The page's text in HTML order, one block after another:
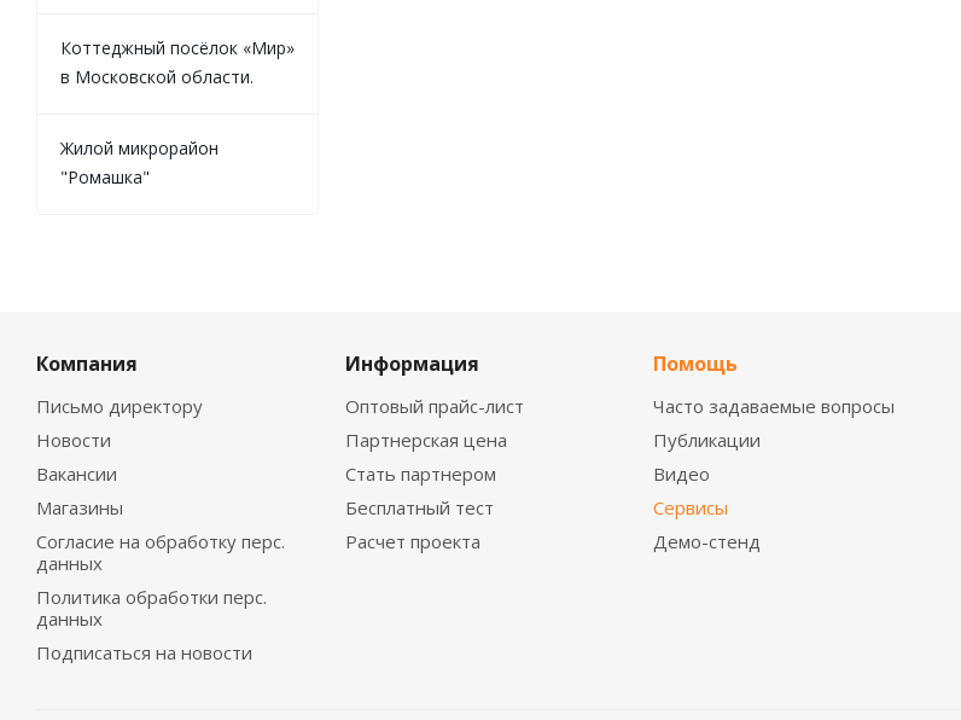
Коттеджный посёлок «Мир»
в Московской области.
Жилой микрорайон
"Ромашка"
Компания
Письмо директору
Новости
Вакансии
Магазины
Согласие на обработку перс.
данных
Политика обработки перс.
данных
Подписаться на новости
Информация
Оптовый прайс-лист
Партнерская цена
Стать партнером
Бесплатный тест
Расчет проекта
Помощь
Часто задаваемые вопросы
Публикации
Видео
Сервисы
Демо-стенд